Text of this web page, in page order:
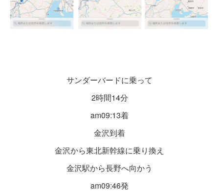
サンダーバードに乗って
2時間14分
am09:13着
金沢到着
金沢から東北新幹線に乗り換え
金沢駅から長野へ向かう
am09:46発